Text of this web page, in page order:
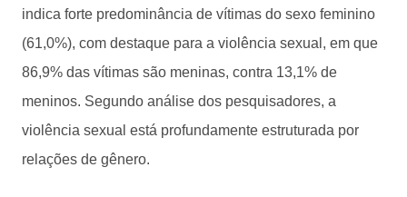
indica forte predominância de vítimas do sexo feminino
(61,0%), com destaque para a violência sexual, em que
86,9% das vítimas são meninas, contra 13,1% de
meninos. Segundo análise dos pesquisadores, a
violência sexual está profundamente estruturada por
relações de gênero.